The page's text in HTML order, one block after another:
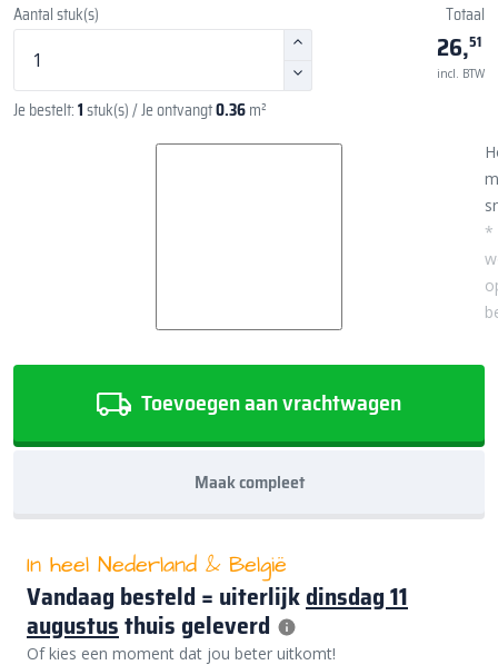
Aantal stuk(s)
Je bestelt:1stuk(s)/ Je ontvangt0.36m²
Totaal
26,51
incl. BTW
*
Toevoegen aan vrachtwagen
Maak compleet
In heel Nederland & België
Vandaag besteld = uiterlijkdinsdag 11
augustusthuis geleverd
Of kies een moment dat jou beter uitkomt!